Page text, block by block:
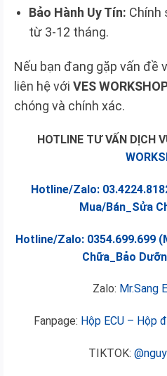
Bảo Hành Uy Tín: Chính
từ 3-12 tháng.
Nếu bạn đang gặp vấn đề
liên hệ với VES
chóng và chính xác.
HOTLINE TƯ VẤN DỊCH
Hotline/Zalo:
Mua/Bán_Sửa
Hotline/Zalo: 0354.699.699
Chữa_Bảo
Zalo: Mr.Sang
Fanpage: Hộp ECU – Hộp
TIKTOK: